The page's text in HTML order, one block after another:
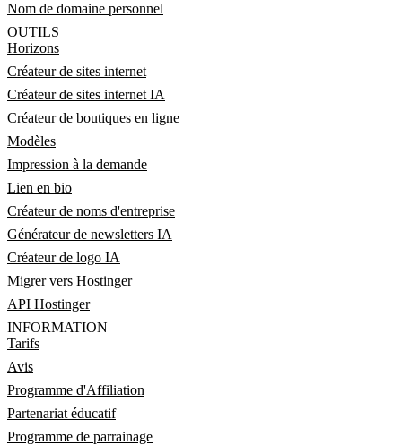
Nom de domaine personnel
OUTILS
Horizons
Créateur de sites internet
Créateur de sites internet IA
Créateur de boutiques en ligne
Modèles
Impression à la demande
Lien en bio
Créateur de noms d'entreprise
Générateur de newsletters IA
Créateur de logo IA
Migrer vers Hostinger
API Hostinger
INFORMATION
Tarifs
Avis
Programme d'Affiliation
Partenariat éducatif
Programme de parrainage